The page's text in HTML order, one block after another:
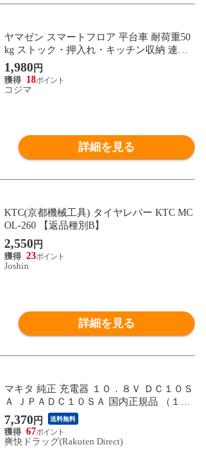
ヤマゼン スマートフロア 平台車 耐荷重50
kg ストック・押入れ・キッチン収納 連結
可能 WH NST-50-WH
1,980円
18
コジマ
詳細を見る
KTC(京都機械工具) タイヤレバー KTC MC
OL-260 【返品種別B】
2,550円
23
Joshin
詳細を見る
マキタ 純正 充電器 １０．８Ｖ ＤＣ１０Ｓ
Ａ ＪＰＡＤＣ１０ＳＡ 国内正規品 （１
台）
7,370円 送料無料
67
爽快ドラッグ(Rakuten Direct)